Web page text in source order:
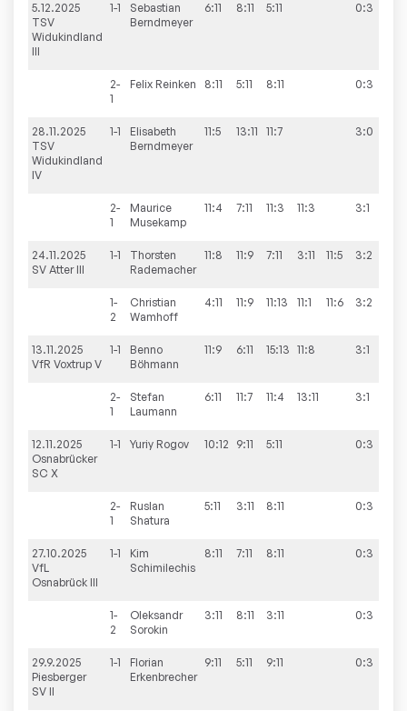
5.12.2025
TSV
Widukindland
III
1-1
Sebastian
Berndmeyer
6:11 8:11 5:11 0:3
2-
1
Felix Reinken 8:11 5:11 8:11 0:3
28.11.2025
TSV
Widukindland
IV
1-1
Elisabeth
Berndmeyer
11:5 13:11 11:7 3:0
2-
1
Maurice
Musekamp
11:4 7:11 11:3 11:3 3:1
24.11.2025
SV Atter III
1-1
Thorsten
Rademacher
11:8 11:9 7:11 3:11 11:5 3:2
1-
2
Christian
Wamhoff
4:11 11:9 11:13 11:1 11:6 3:2
13.11.2025
VfR Voxtrup V
1-1
Benno
Böhmann
11:9 6:11 15:13 11:8 3:1
2-
1
Stefan
Laumann
6:11 11:7 11:4 13:11 3:1
12.11.2025
Osnabrücker
SC X
1-1 Yuriy Rogov 10:12 9:11 5:11 0:3
2-
1
Ruslan
Shatura
5:11 3:11 8:11 0:3
27.10.2025
VfL
Osnabrück III
1-1
Kim
Schimilechis
8:11 7:11 8:11 0:3
1-
2
Oleksandr
Sorokin
3:11 8:11 3:11 0:3
29.9.2025
Piesberger
SV II
1-1
Florian
Erkenbrecher
9:11 5:11 9:11 0:3